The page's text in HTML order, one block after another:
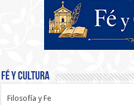
Fé y Cultura
Filosofía y Fe